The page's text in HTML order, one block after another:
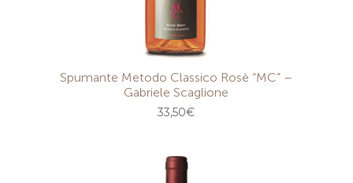
Spumante Metodo Classico Rosè “MC” –
Gabriele Scaglione
33,50€